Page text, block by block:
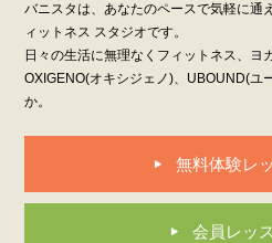
バニスタは、あなたのペースで気軽に通
ィットネス スタジオです。
日々の生活に無理なくフィットネス、ヨ
OXIGENO(オキシジェノ)、UBOUND(ユ
か。
無料体験レ
会員レッ